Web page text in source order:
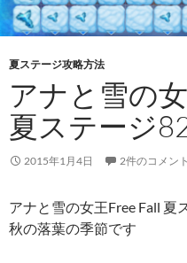
夏ステージ攻略方法
アナと雪の女
夏ステージ
2015年1月4日 2件のコメント
アナと雪の女王Free Fall 夏
秋の落葉の季節です